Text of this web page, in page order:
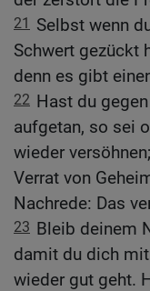
21 Selbst wenn
Schwert gezückt
denn es gibt
22 Hast du
aufgetan, so sei
wieder
Verrat von
Nachrede: Das
23 Bleib deinem
damit du dich mit
wieder gut geht.